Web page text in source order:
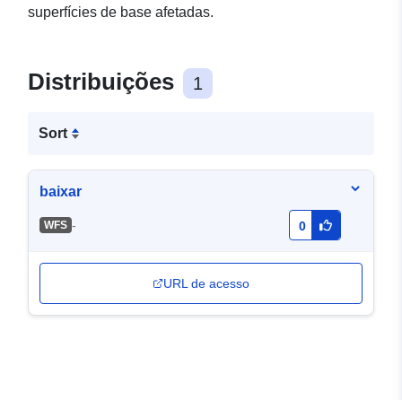
superfícies de base afetadas.
Distribuições 1
Sort
baixar
WFS - 0
URL de acesso